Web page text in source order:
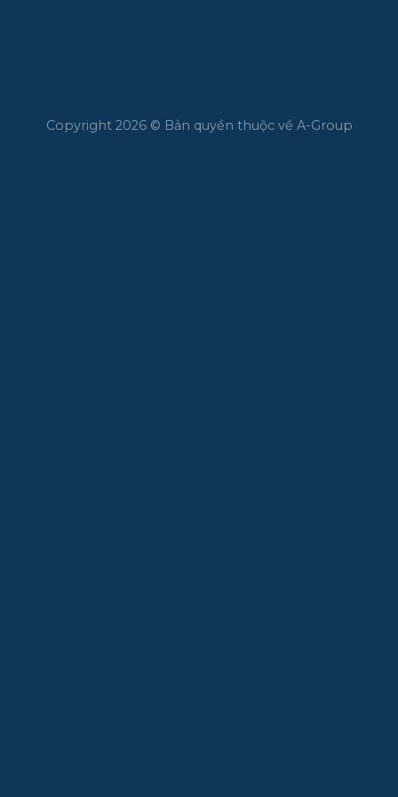
Copyright 2026 © Bản quyền thuộc về A-Group